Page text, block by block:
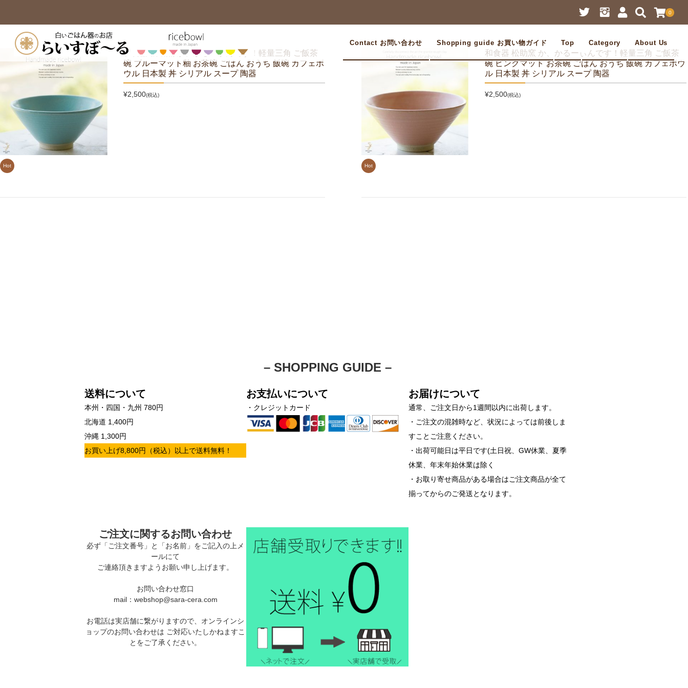
0
Contact お問い合わせ Shopping guide お買い物ガイド Top Category About Us
Hot
和食器 松助窯 か、かるーぃんです！軽量三角 ご飯茶
碗 ブルーマット釉 お茶碗 ごはん おうち 飯碗 カフェボ
ウル 日本製 丼 シリアル スープ 陶器
¥2,500(税込)
Hot
和食器 松助窯 か、かるーぃんです！軽量三角 ご飯茶
碗 ピンクマット お茶碗 ごはん おうち 飯碗 カフェボウ
ル 日本製 丼 シリアル スープ 陶器
¥2,500(税込)
– SHOPPING GUIDE –
送料について
本州・四国・九州 780円
北海道 1,400円
沖縄 1,300円
お買い上げ8,800円（税込）以上で送料無料！
お支払いについて
・クレジットカード
お届けについて
通常、ご注文日から1週間以内に出荷します。
・ご注文の混雑時など、状況によっては前後しま
すことご注意ください。
・出荷可能日は平日です(土日祝、GW休業、夏季
休業、年末年始休業は除く
・お取り寄せ商品がある場合はご注文商品が全て
揃ってからのご発送となります。
ご注文に関するお問い合わせ
必ず「ご注文番号」と「お名前」をご記入の上メ
ールにて
ご連絡頂きますようお願い申し上げます。
お問い合わせ窓口
mail：webshop@sara-cera.com
お電話は実店舗に繋がりますので、オンラインシ
ョップのお問い合わせは ご対応いたしかねますこ
とをご了承ください。